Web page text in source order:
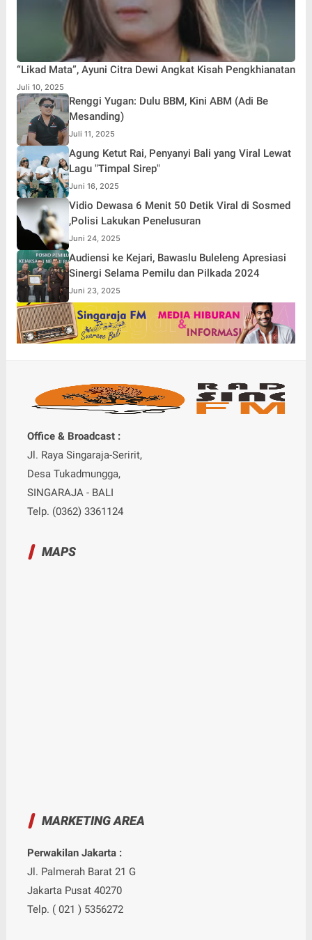
“Likad Mata”, Ayuni Citra Dewi Angkat Kisah Pengkhianatan
Juli 10, 2025
Renggi Yugan: Dulu BBM, Kini ABM (Adi Be
Mesanding)
Juli 11, 2025
Agung Ketut Rai, Penyanyi Bali yang Viral Lewat
Lagu "Timpal Sirep"
Juni 16, 2025
Vidio Dewasa 6 Menit 50 Detik Viral di Sosmed
,Polisi Lakukan Penelusuran
Juni 24, 2025
Audiensi ke Kejari, Bawaslu Buleleng Apresiasi
Sinergi Selama Pemilu dan Pilkada 2024
Juni 23, 2025
Office & Broadcast :
Jl. Raya Singaraja-Seririt,
Desa Tukadmungga,
SINGARAJA - BALI
Telp. (0362) 3361124
MAPS
MARKETING AREA
Perwakilan Jakarta :
Jl. Palmerah Barat 21 G
Jakarta Pusat 40270
Telp. ( 021 ) 5356272